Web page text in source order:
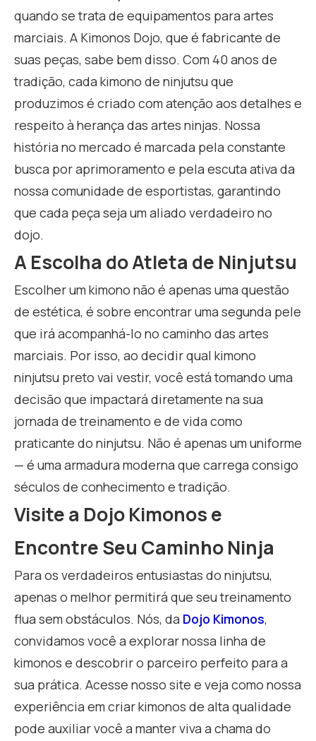
quando se trata de equipamentos para artes
marciais. A Kimonos Dojo, que é fabricante de
suas peças, sabe bem disso. Com 40 anos de
tradição, cada kimono de ninjutsu que
produzimos é criado com atenção aos detalhes e
respeito à herança das artes ninjas. Nossa
história no mercado é marcada pela constante
busca por aprimoramento e pela escuta ativa da
nossa comunidade de esportistas, garantindo
que cada peça seja um aliado verdadeiro no
dojo.
A Escolha do Atleta de Ninjutsu
Escolher um kimono não é apenas uma questão
de estética, é sobre encontrar uma segunda pele
que irá acompanhá-lo no caminho das artes
marciais. Por isso, ao decidir qual kimono
ninjutsu preto vai vestir, você está tomando uma
decisão que impactará diretamente na sua
jornada de treinamento e de vida como
praticante do ninjutsu. Não é apenas um uniforme
— é uma armadura moderna que carrega consigo
séculos de conhecimento e tradição.
Visite a Dojo Kimonos e
Encontre Seu Caminho Ninja
Para os verdadeiros entusiastas do ninjutsu,
apenas o melhor permitirá que seu treinamento
flua sem obstáculos. Nós, da Dojo Kimonos,
convidamos você a explorar nossa linha de
kimonos e descobrir o parceiro perfeito para a
sua prática. Acesse nosso site e veja como nossa
experiência em criar kimonos de alta qualidade
pode auxiliar você a manter viva a chama do